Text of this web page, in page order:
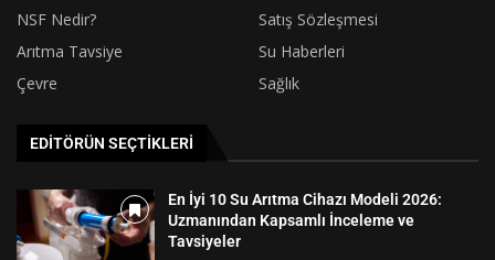
NSF Nedir?
Satış Sözleşmesi
Arıtma Tavsiye
Su Haberleri
Çevre
Sağlık
EDITÖRÜN SEÇTIKLERI
En İyi 10 Su Arıtma Cihazı Modeli 2026:
Uzmanından Kapsamlı İnceleme ve
Tavsiyeler